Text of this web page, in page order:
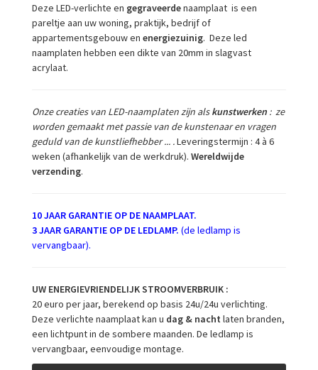
Deze LED-verlichte en gegraveerdenaamplaat is een
pareltje aan uw woning, praktijk, bedrijf of
appartementsgebouw en energiezuinig. Deze led
naamplaten hebben een dikte van 20mm in slagvast
acrylaat.
Onze creaties van LED-naamplaten zijn alskunstwerken : ze
worden gemaakt met passie van de kunstenaar en vragen
geduld van de kunstliefhebber ... .Leveringstermijn : 4 à 6
weken (afhankelijk van de werkdruk). Wereldwijde
verzending.
10 JAAR GARANTIE OP DE NAAMPLAAT.
3 JAAR GARANTIE OP DE LEDLAMP. (de ledlamp is
vervangbaar).
UW ENERGIEVRIENDELIJK STROOMVERBRUIK :
20 euro per jaar, berekend op basis 24u/24u verlichting.
Deze verlichte naamplaat kan u dag & nacht laten branden,
een lichtpunt in de sombere maanden. De ledlamp is
vervangbaar, eenvoudige montage.